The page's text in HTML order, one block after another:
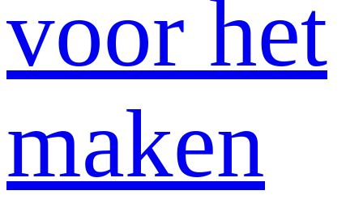
voor het
maken